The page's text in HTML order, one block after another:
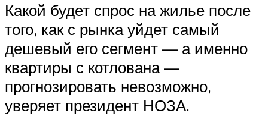
Какой будет спрос на жилье после
того, как с рынка уйдет самый
дешевый его сегмент — а именно
квартиры с котлована —
прогнозировать невозможно,
уверяет президент НОЗА.